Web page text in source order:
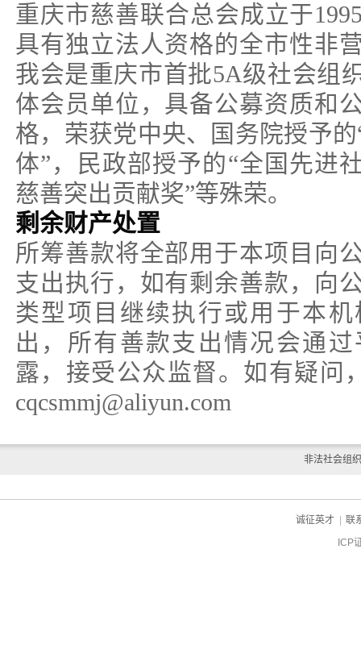
重庆市慈善联合总会成立于
具有独立法人资格的全市性非
我会是重庆市首批5A级社会组
体会员单位，具备公募资质和
格，荣获党中央、国务院授予
体”，民政部授予的“全国先进
慈善突出贡献奖”等殊荣。
剩余财产处置
所筹善款将全部用于本项目向
支出执行，如有剩余善款，向
类型项目继续执行或用于本
出，所有善款支出情况会通
露，接受公众监督。如有疑问
cqcsmmj@aliyun.com
非法社会组
诚征英才
联
ICP